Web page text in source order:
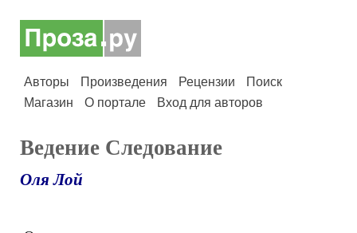
Авторы Произведения Рецензии
Поиск
Магазин
О портале Вход для авторов
Ведение Следование
Оля Лой